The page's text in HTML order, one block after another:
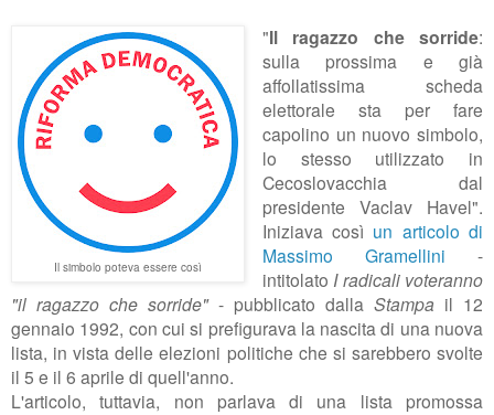
Il simbolo poteva essere così
"Il ragazzo che sorride:
sulla prossima e già
affollatissima scheda
elettorale sta per fare
capolino un nuovo simbolo,
lo stesso utilizzato in
Cecoslovacchia dal
presidente Vaclav Havel".
Iniziava così un articolo di
Massimo Gramellini -
intitolato I radicali voteranno
"il ragazzo che sorride"- pubblicato dalla Stampa il 12
gennaio 1992, con cui si prefigurava la nascita di una nuova
lista, in vista delle elezioni politiche che si sarebbero svolte
il 5 e il 6 aprile di quell'anno.
L'articolo, tuttavia, non parlava di una lista promossa